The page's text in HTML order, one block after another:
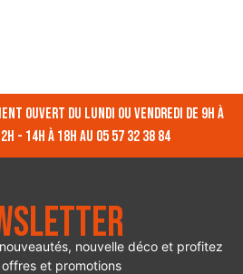
ouvert du lundi ou vendredi de 9h à
- 14h à 18h au 05 57 32 38 84
nouvelle déco et profitez
et promotions